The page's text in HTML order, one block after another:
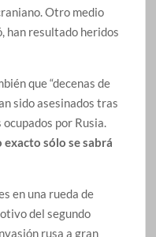
Otro medio
han resultado heridos
que “decenas de
sido asesinados tras
por Rusia.
sólo se sabrá
en una rueda de
del segundo
rusa a gran